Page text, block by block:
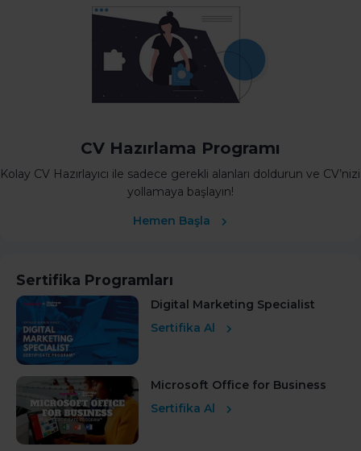
CV Hazırlama Programı
Kolay CV Hazırlayıcı ile sadece gerekli alanları doldurun ve CV’nizi
yollamaya başlayın!
Hemen Başla
Sertifika Programları
Digital Marketing Specialist
Sertifika Al
Microsoft Office for Business
Sertifika Al